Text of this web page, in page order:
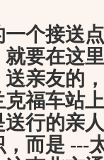
个接送
要在这
亲友的
福车站
行的亲
而是 ---